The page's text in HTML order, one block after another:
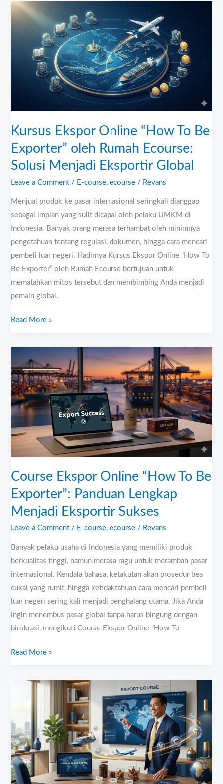
Kursus Ekspor Online “How To Be
Exporter” oleh Rumah Ecourse:
Solusi Menjadi Eksportir Global
Leave a Comment / E-course,ecourse / Revans
Menjual produk ke pasar internasional seringkali dianggap
sebagai impian yang sulit dicapai oleh pelaku UMKM di
Indonesia. Banyak orang merasa terhambat oleh minimnya
pengetahuan tentang regulasi, dokumen, hingga cara mencari
pembeli luar negeri. Hadirnya Kursus Ekspor Online “How To
Be Exporter” oleh Rumah Ecourse bertujuan untuk
mematahkan mitos tersebut dan membimbing Anda menjadi
pemain global.
Kursus
Ekspor
Online
To
Exporter”
Ecourse:
Solusi
Menjadi
Eksportir
Global
Read More »
Course Ekspor Online “How To Be
Exporter”: Panduan Lengkap
Menjadi Eksportir Sukses
Leave a Comment / E-course,ecourse / Revans
Banyak pelaku usaha di Indonesia yang memiliki produk
berkualitas tinggi, namun merasa ragu untuk merambah pasar
internasional. Kendala bahasa, ketakutan akan prosedur bea
cukai yang rumit, hingga ketidaktahuan cara mencari pembeli
luar negeri sering kali menjadi penghalang utama. Jika Anda
ingin menembus pasar global tanpa harus bingung dengan
birokrasi, mengikuti Course Ekspor Online “How To
Ekspor
Online
“How
To
Exporter”:
Menjadi
Eksportir
Sukses
Read More »
“How
To
Be
Exporter”:
Panduan